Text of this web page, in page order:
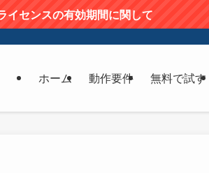
イセンスの有効期間に関して
ホーム 動作要件 無料で試す